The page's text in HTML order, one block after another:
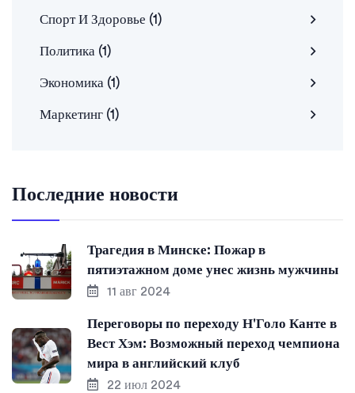
Спорт И Здоровье (1)
Политика (1)
Экономика (1)
Маркетинг (1)
Последние новости
Трагедия в Минске: Пожар в
пятиэтажном доме унес жизнь мужчины
11 авг 2024
Переговоры по переходу Н'Голо Канте в
Вест Хэм: Возможный переход чемпиона
мира в английский клуб
22 июл 2024